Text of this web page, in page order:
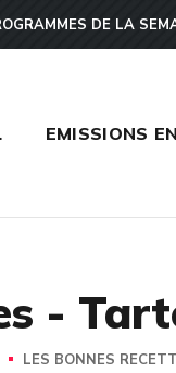
DE LA
EMISSIONS
-
LES BONNES